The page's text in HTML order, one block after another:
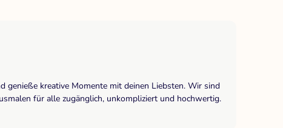
genieße kreative Momente mit deinen Liebsten. Wir sind
für alle zugänglich, unkompliziert und hochwertig.